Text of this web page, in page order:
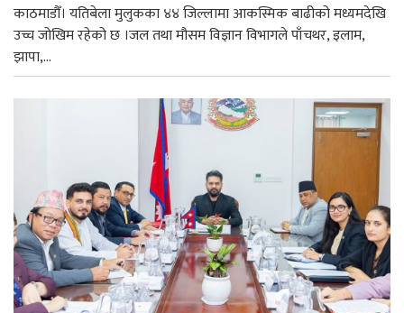
काठमाडौँ। यतिबेला मुलुकका ४४ जिल्लामा आकस्मिक बाढीको मध्यमदेखि
उच्च जोखिम रहेको छ ।जल तथा मौसम विज्ञान विभागले पाँचथर, इलाम,
झापा,...